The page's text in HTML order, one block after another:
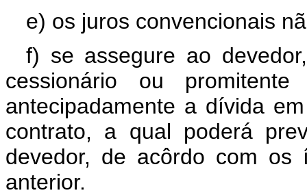
e) os juros convencionais
f) se assegure ao
cessionário ou
antecipadamente a dívida
contrato, a qual poderá
devedor, de acôrdo com
anterior.